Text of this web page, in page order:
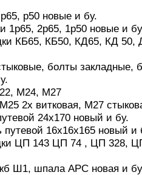
р50 новые и бу.
1р65, 2р65, 1р50 новые и
КБ65, КБ50, КД65, КД
болты закладные,
М24, М27
2х витковая, М27
24х170 новый и бу.
путевой 16х16х165 новый и
ЦП 143 ЦП 74 , ЦП 328,
Ш1, шпала АРС новая и